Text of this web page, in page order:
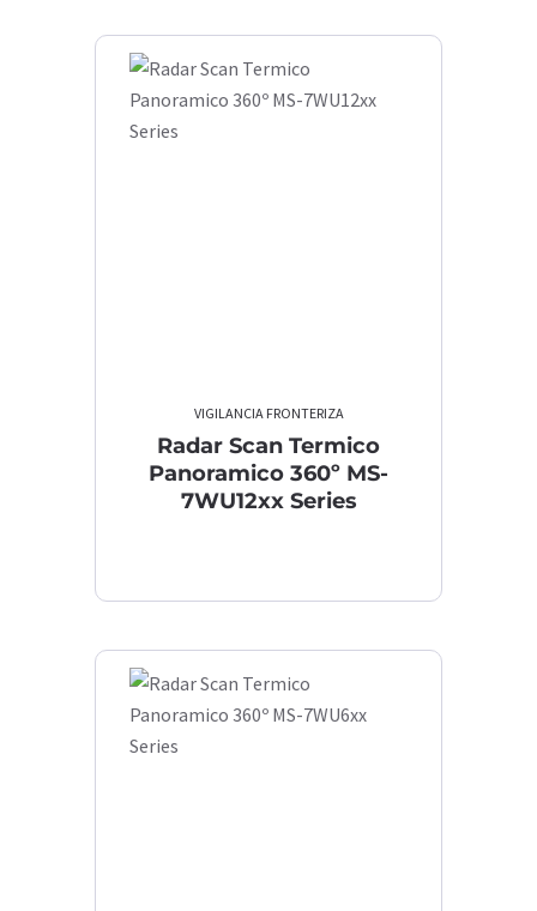
VIGILANCIA FRONTERIZA
Radar Scan Termico
Panoramico 360º MS-
7WU12xx Series